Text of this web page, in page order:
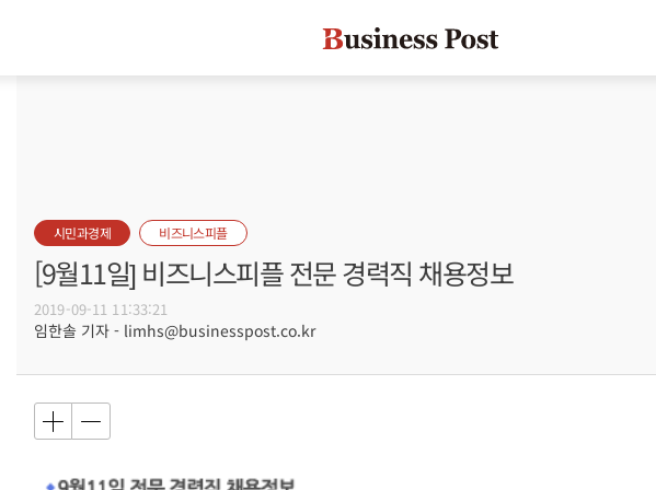
시민과경제 비즈니스피플
[9월11일] 비즈니스피플 전문 경력직 채용정보
2019-09-11 11:33:21
임한솔 기자 - limhs@businesspost.co.kr